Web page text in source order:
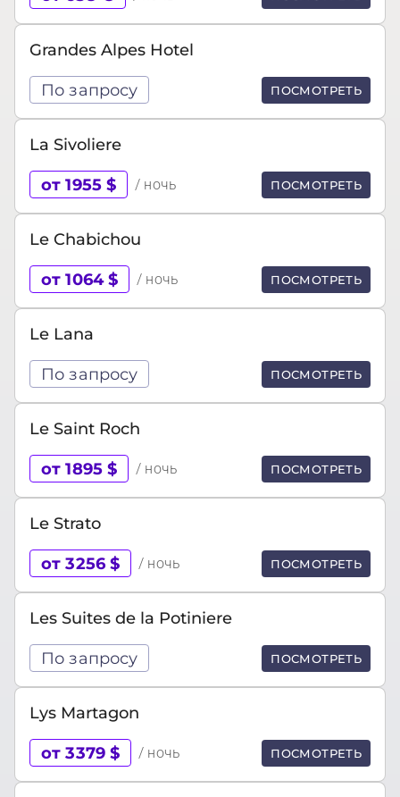
Grandes Alpes Hotel
По запросу ПОСМОТРЕТЬ
La Sivoliere
от 1955 $ / ночь ПОСМОТРЕТЬ
Le Chabichou
от 1064 $ / ночь ПОСМОТРЕТЬ
Le Lana
По запросу ПОСМОТРЕТЬ
Le Saint Roch
от 1895 $ / ночь ПОСМОТРЕТЬ
Le Strato
от 3256 $ / ночь ПОСМОТРЕТЬ
Les Suites de la Potiniere
По запросу ПОСМОТРЕТЬ
Lys Martagon
от 3379 $ / ночь ПОСМОТРЕТЬ